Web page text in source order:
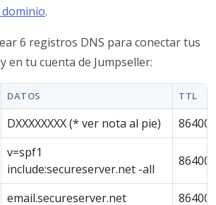
.
6 registros DNS para conectar tus
en tu cuenta de Jumpseller:
DATOS TTL
DXXXXXXXX (* ver nota al pie) 86400
v=spf1
include:secureserver.net -all
86400
email.secureserver.net 86400